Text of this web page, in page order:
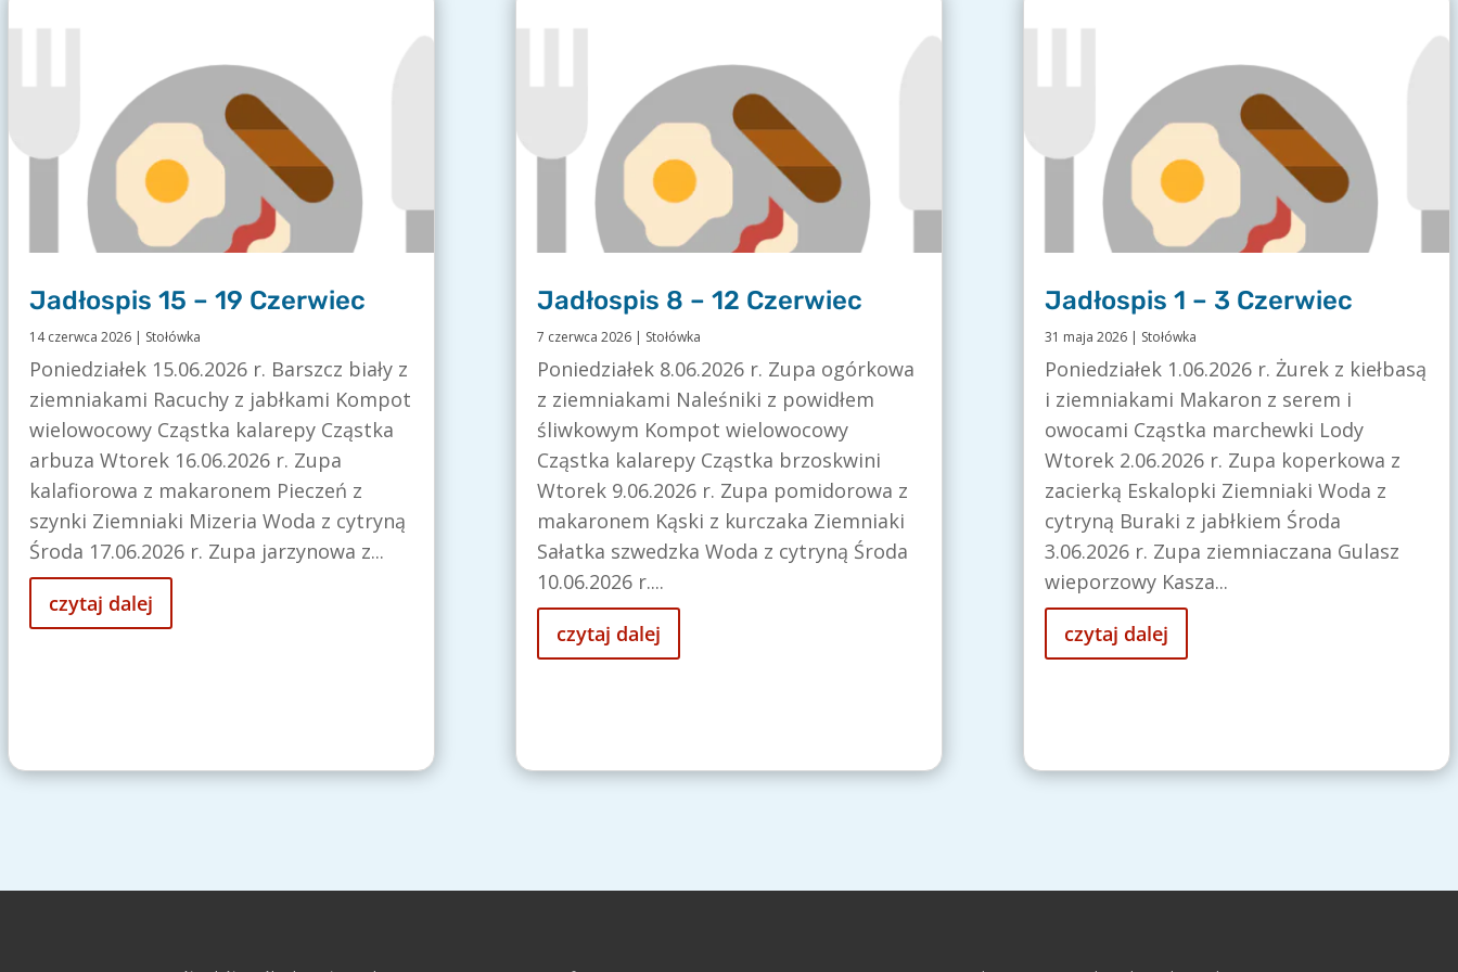
Jadłospis 15 – 19 Czerwiec
14 czerwca 2026| Stołówka
Poniedziałek 15.06.2026 r. Barszcz biały z
ziemniakami Racuchy z jabłkami Kompot
wielowocowy Cząstka kalarepy Cząstka
arbuza Wtorek 16.06.2026 r. Zupa
kalafiorowa z makaronem Pieczeń z
szynki Ziemniaki Mizeria Woda z cytryną
Środa 17.06.2026 r. Zupa jarzynowa z...
czytaj dalej
Jadłospis 8 – 12 Czerwiec
7 czerwca 2026| Stołówka
Poniedziałek 8.06.2026 r. Zupa ogórkowa
z ziemniakami Naleśniki z powidłem
śliwkowym Kompot wielowocowy
Cząstka kalarepy Cząstka brzoskwini
Wtorek 9.06.2026 r. Zupa pomidorowa z
makaronem Kąski z kurczaka Ziemniaki
Sałatka szwedzka Woda z cytryną Środa
10.06.2026 r....
czytaj dalej
Jadłospis 1 – 3 Czerwiec
31 maja 2026| Stołówka
Poniedziałek 1.06.2026 r. Żurek z kiełbasą
i ziemniakami Makaron z serem i
owocami Cząstka marchewki Lody
Wtorek 2.06.2026 r. Zupa koperkowa z
zacierką Eskalopki Ziemniaki Woda z
cytryną Buraki z jabłkiem Środa
3.06.2026 r. Zupa ziemniaczana Gulasz
wieporzowy Kasza...
czytaj dalej